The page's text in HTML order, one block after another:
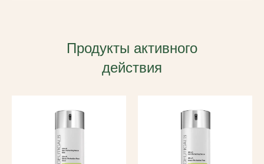
Продукты активного
действия